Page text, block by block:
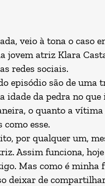
veio à tona o caso
jovem atriz Klara
redes sociais.
episódio são de uma
idade da pedra no
o quanto a
como esse.
por qualquer um,
Assim funciona, hoje
Mas como é minha
deixar de